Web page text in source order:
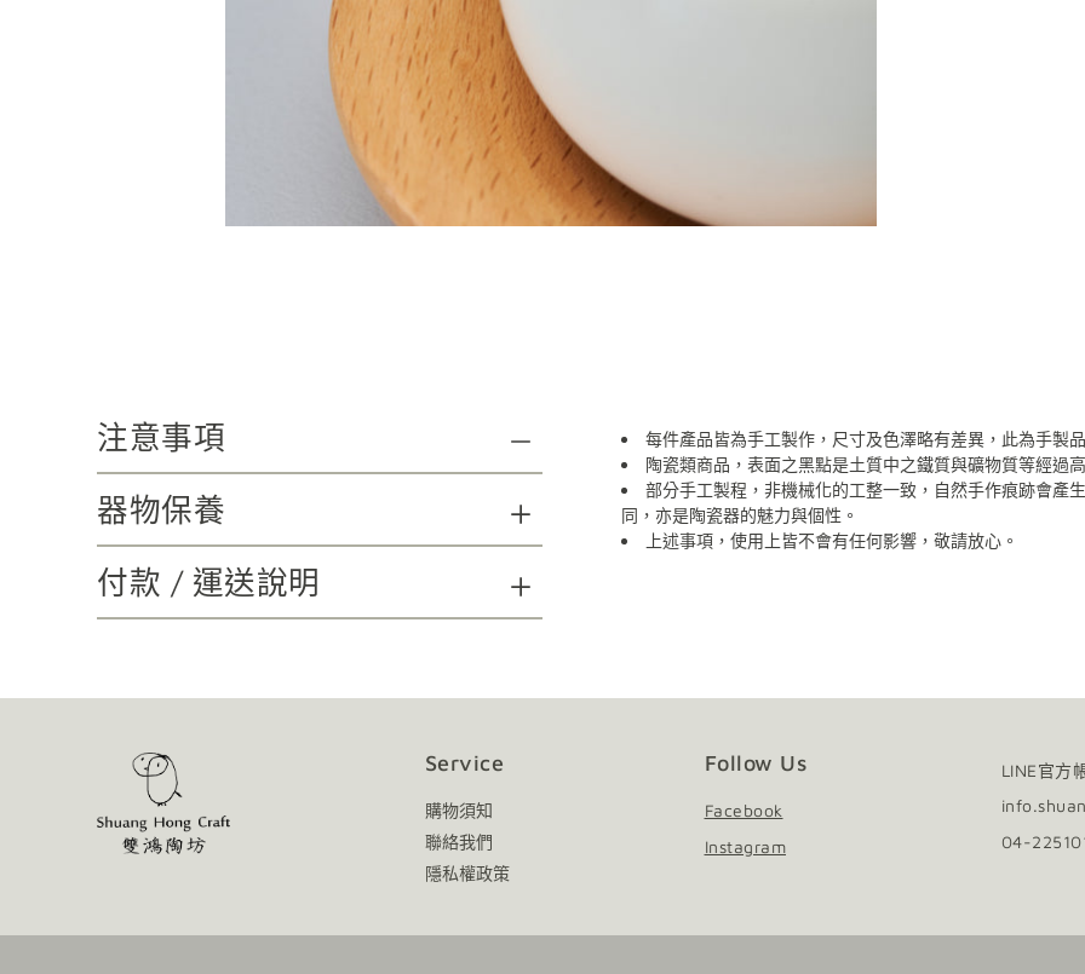
注意事項
器物保養
付款 / 運送說明
每件產品皆為手工製作，尺寸及色澤略有差異，此為手製
陶瓷類商品，表面之黑點是土質中之鐵質與礦物質等經過
部分手工製程，非機械化的工整一致，自然手作痕跡會產
同，亦是陶瓷器的魅力與個性。
上述事項，使用上皆不會有任何影響，敬請放心。
Service
購物須知
聯絡我們
隱私權政策
Follow Us
Facebook
Instagram
LINE官方
04-